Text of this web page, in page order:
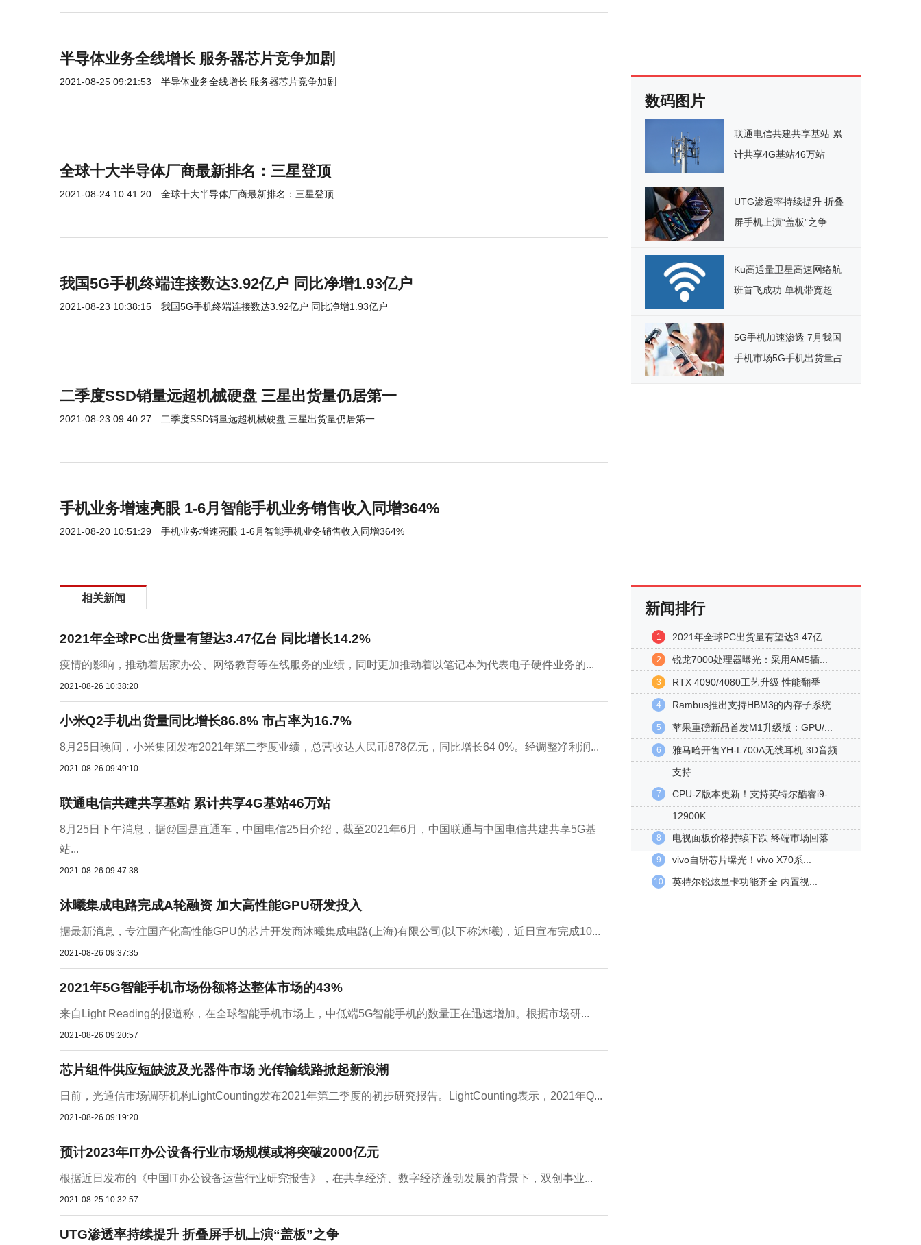
半导体业务全线增长 服务器芯片竞争加剧
2021-08-25 09:21:53 半导体业务全线增长 服务器芯片竞争加剧
全球十大半导体厂商最新排名：三星登顶
2021-08-24 10:41:20 全球十大半导体厂商最新排名：三星登顶
我国5G手机终端连接数达3.92亿户 同比净增1.93亿户
2021-08-23 10:38:15 我国5G手机终端连接数达3.92亿户 同比净增1.93亿户
二季度SSD销量远超机械硬盘 三星出货量仍居第一
2021-08-23 09:40:27 二季度SSD销量远超机械硬盘 三星出货量仍居第一
手机业务增速亮眼 1-6月智能手机业务销售收入同增364%
2021-08-20 10:51:29 手机业务增速亮眼 1-6月智能手机业务销售收入同增364%
相关新闻
2021年全球PC出货量有望达3.47亿台 同比增长14.2%
疫情的影响，推动着居家办公、网络教育等在线服务的业绩，同时更加推动着以笔记本为代表电子硬件业务的...
2021-08-26 10:38:20
小米Q2手机出货量同比增长86.8% 市占率为16.7%
8月25日晚间，小米集团发布2021年第二季度业绩，总营收达人民币878亿元，同比增长64 0%。经调整净利润...
2021-08-26 09:49:10
联通电信共建共享基站 累计共享4G基站46万站
8月25日下午消息，据@国是直通车，中国电信25日介绍，截至2021年6月，中国联通与中国电信共建共享5G基
站...
2021-08-26 09:47:38
沐曦集成电路完成A轮融资 加大高性能GPU研发投入
据最新消息，专注国产化高性能GPU的芯片开发商沐曦集成电路(上海)有限公司(以下称沐曦)，近日宣布完成10...
2021-08-26 09:37:35
2021年5G智能手机市场份额将达整体市场的43%
来自Light Reading的报道称，在全球智能手机市场上，中低端5G智能手机的数量正在迅速增加。根据市场研...
2021-08-26 09:20:57
芯片组件供应短缺波及光器件市场 光传输线路掀起新浪潮
日前，光通信市场调研机构LightCounting发布2021年第二季度的初步研究报告。LightCounting表示，2021年Q...
2021-08-26 09:19:20
预计2023年IT办公设备行业市场规模或将突破2000亿元
根据近日发布的《中国IT办公设备运营行业研究报告》，在共享经济、数字经济蓬勃发展的背景下，双创事业...
2021-08-25 10:32:57
UTG渗透率持续提升 折叠屏手机上演“盖板”之争
数码图片
联通电信共建共享基站 累
计共享4G基站46万站
UTG渗透率持续提升 折叠
屏手机上演“盖板”之争
Ku高通量卫星高速网络航
班首飞成功 单机带宽超
5G手机加速渗透 7月我国
手机市场5G手机出货量占
新闻排行
1 2021年全球PC出货量有望达3.47亿...
2 锐龙7000处理器曝光：采用AM5插...
3 RTX 4090/4080工艺升级 性能翻番
4 Rambus推出支持HBM3的内存子系统...
5 苹果重磅新品首发M1升级版：GPU/...
6
雅马哈开售YH-L700A无线耳机 3D音频
支持
7
CPU-Z版本更新！支持英特尔酷睿i9-
12900K
8 电视面板价格持续下跌 终端市场回落
9 vivo自研芯片曝光！vivo X70系...
10 英特尔锐炫显卡功能齐全 内置视...